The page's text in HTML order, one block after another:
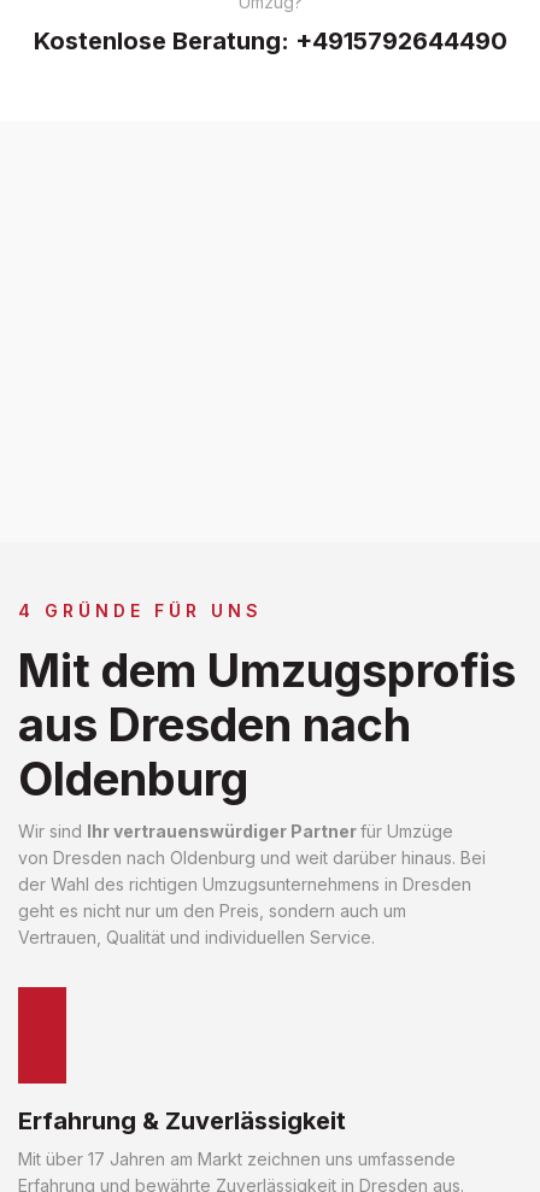
Kostenlose Beratung: +4915792644490
4 GRÜNDE FÜR UNS
Mit dem Umzugsprofis
aus Dresden nach
Oldenburg
Wir sind Ihr vertrauenswürdiger Partnerfür Umzüge
von Dresden nach Oldenburg und weit darüber hinaus. Bei
der Wahl des richtigen Umzugsunternehmens in Dresden
geht es nicht nur um den Preis, sondern auch um
Vertrauen, Qualität und individuellen Service.
Erfahrung & Zuverlässigkeit
Mit über 17 Jahren am Markt zeichnen uns umfassende
Erfahrung und bewährte Zuverlässigkeit in Dresden aus.